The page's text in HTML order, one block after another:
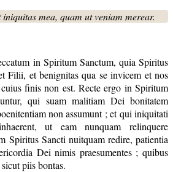
mea, quam ut veniam merear.
in Spiritum Sanctum, quia Spiritus
Filii, et benignitas qua se invicem et nos
finis non est. Recte ergo in Spiritum
qui suam malitiam Dei bonitatem
non assumunt ; et qui iniquitati
ut eam nunquam relinquere
Spiritus Sancti nuitquam redire, patientia
Dei nimis praesumentes ; quibus
piis bontas.